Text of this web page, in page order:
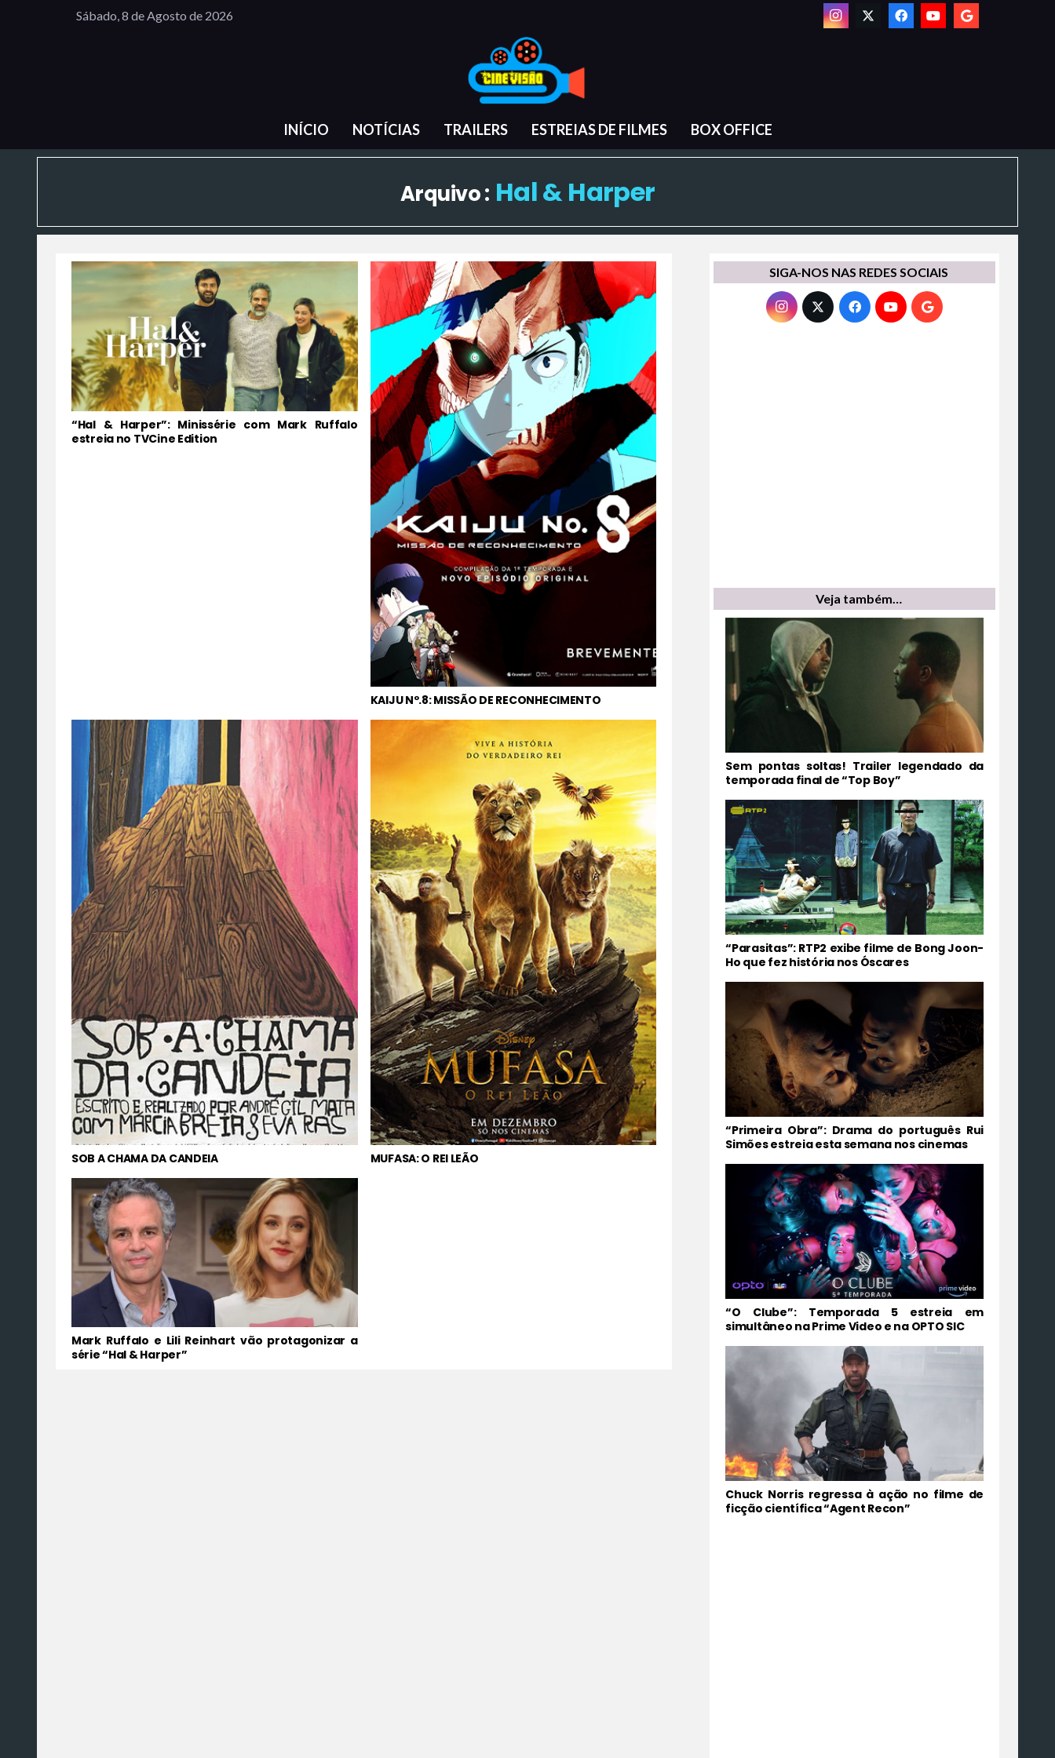
Sábado, 8 de Agosto de 2026
INÍCIO NOTÍCIAS TRAILERS ESTREIAS DE FILMES BOX OFFICE
Arquivo : Hal & Harper
“Hal & Harper”: Minissérie com Mark Ruffalo
estreia no TVCine Edition
KAIJU Nº.8: MISSÃO DE RECONHECIMENTO
SOB A CHAMA DA CANDEIA MUFASA: O REI LEÃO
Mark Ruffalo e Lili Reinhart vão protagonizar a
série “Hal & Harper”
SIGA-NOS NAS REDES SOCIAIS
Veja também…
Sem pontas soltas! Trailer legendado da
temporada final de “Top Boy”
“Parasitas”: RTP2 exibe filme de Bong Joon-
Ho que fez história nos Óscares
“Primeira Obra”: Drama do português Rui
Simões estreia esta semana nos cinemas
“O Clube”: Temporada 5 estreia em
simultâneo na Prime Video e na OPTO SIC
Chuck Norris regressa à ação no filme de
ficção científica “Agent Recon”